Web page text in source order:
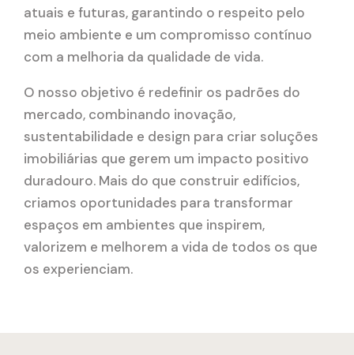
atuais e futuras, garantindo o respeito pelo
meio ambiente e um compromisso contínuo
com a melhoria da qualidade de vida.
O nosso objetivo é redefinir os padrões do
mercado, combinando inovação,
sustentabilidade e design para criar soluções
imobiliárias que gerem um impacto positivo
duradouro. Mais do que construir edifícios,
criamos oportunidades para transformar
espaços em ambientes que inspirem,
valorizem e melhorem a vida de todos os que
os experienciam.